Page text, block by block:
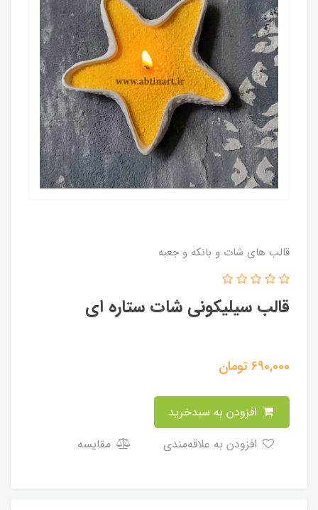
قالب های شات و بانکه و جعبه
قالب سیلیکونی شات ستاره ای
690,000تومان
مقایسه